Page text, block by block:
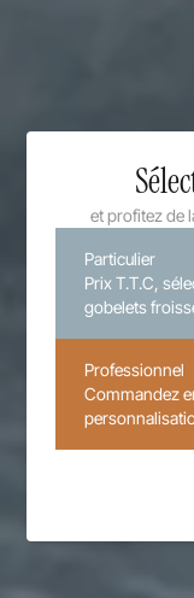
et profitez de
Particulier
Prix T.T.C,
gobelets
Professionnel
Commandez